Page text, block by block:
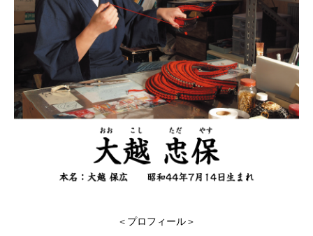
＜プロフィール＞